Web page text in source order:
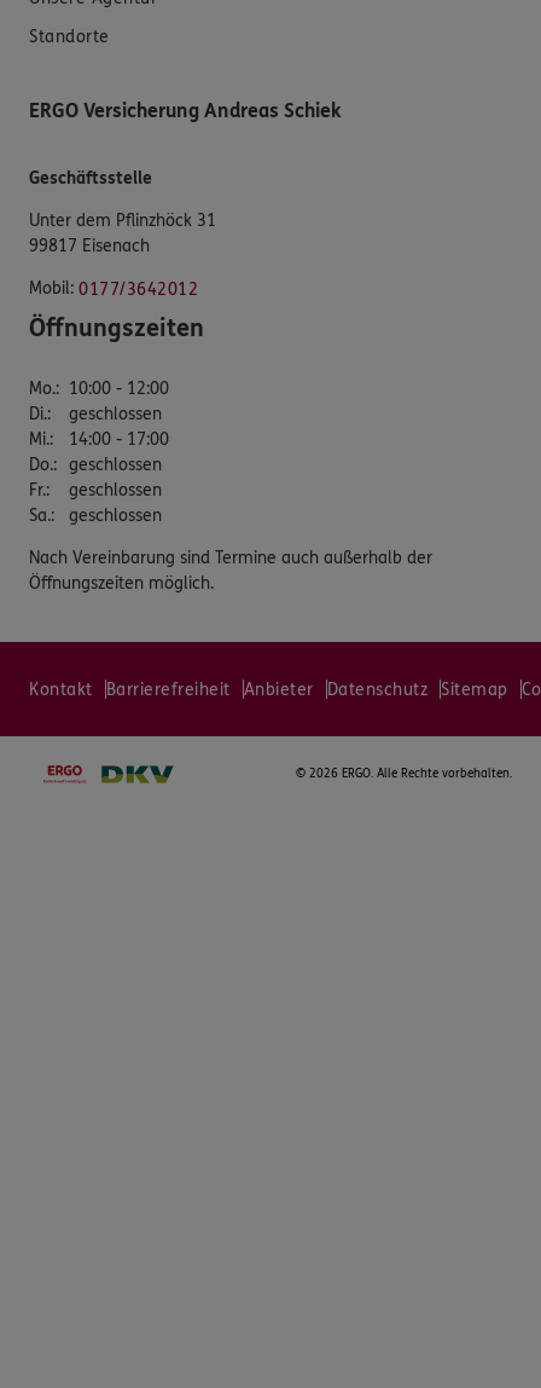
Standorte
ERGO Versicherung Andreas Schiek
Geschäftsstelle
Unter dem Pflinzhöck 31
99817 Eisenach
Mobil: 0177/3642012
Öffnungszeiten
Mo.: 10:00 - 12:00
Di.:
geschlossen
Mi.:
14:00 - 17:00
Do.: geschlossen
Fr.:
geschlossen
Sa.: geschlossen
Nach Vereinbarung sind Termine auch außerhalb der
Öffnungszeiten möglich.
Kontakt Barrierefreiheit Anbieter Datenschutz Sitemap
© 2026 ERGO. Alle Rechte vorbehalten.